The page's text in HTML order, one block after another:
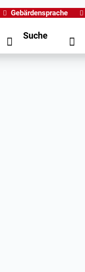
Gebärdensprache
Suche